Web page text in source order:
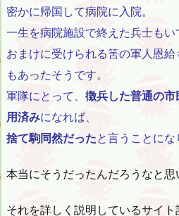
密かに帰国して病院に入院。
一生を病院施設で終えた兵士もい
おまけに受けられる筈の軍人恩
もあったそうです。
軍隊にとって、 徴兵した普通の市
用済みになれば、
捨て駒同然だったと言うことにな
本当にそうだったんだろうなと思
それを詳しく説明しているサイト